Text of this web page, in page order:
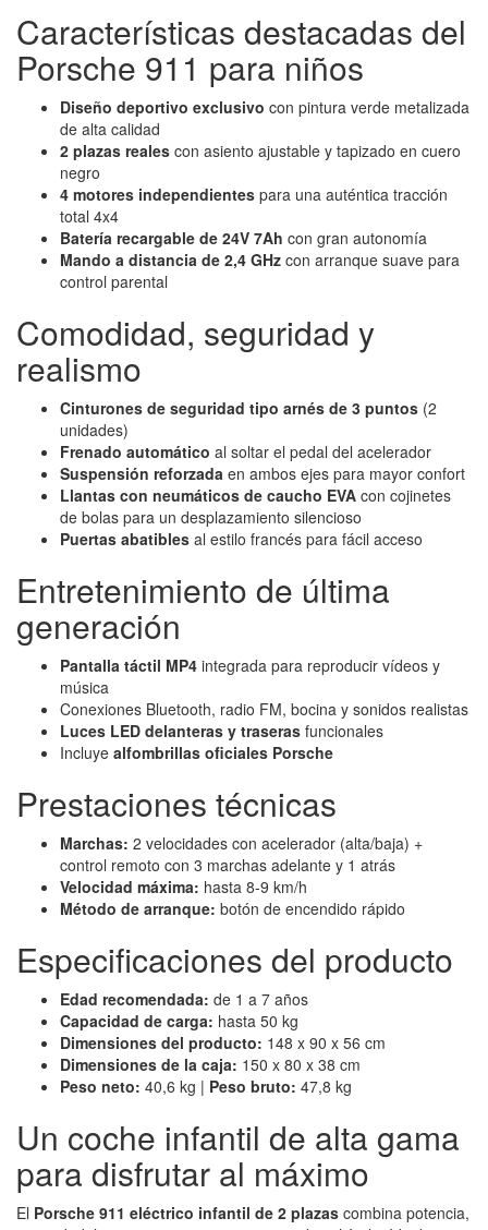
Características destacadas del
Porsche 911 para niños
Diseño deportivo exclusivo con pintura verde metalizada
de alta calidad
2 plazas reales con asiento ajustable y tapizado en cuero
negro
4 motores independientes para una auténtica tracción
total 4x4
Batería recargable de 24V 7Ah con gran autonomía
Mando a distancia de 2,4 GHz con arranque suave para
control parental
Comodidad, seguridad y
realismo
Cinturones de seguridad tipo arnés de 3 puntos (2
unidades)
Frenado automático al soltar el pedal del acelerador
Suspensión reforzada en ambos ejes para mayor confort
Llantas con neumáticos de caucho EVA con cojinetes
de bolas para un desplazamiento silencioso
Puertas abatibles al estilo francés para fácil acceso
Entretenimiento de última
generación
Pantalla táctil MP4 integrada para reproducir vídeos y
música
Conexiones Bluetooth, radio FM, bocina y sonidos realistas
Luces LED delanteras y traseras funcionales
Incluye alfombrillas oficiales Porsche
Prestaciones técnicas
Marchas: 2 velocidades con acelerador (alta/baja) +
control remoto con 3 marchas adelante y 1 atrás
Velocidad máxima: hasta 8-9 km/h
Método de arranque: botón de encendido rápido
Especificaciones del producto
Edad recomendada: de 1 a 7 años
Capacidad de carga: hasta 50 kg
Dimensiones del producto: 148 x 90 x 56 cm
Dimensiones de la caja: 150 x 80 x 38 cm
Peso neto: 40,6 kg | Peso bruto: 47,8 kg
Un coche infantil de alta gama
para disfrutar al máximo
El Porsche 911 eléctrico infantil de 2 plazas combina potencia,